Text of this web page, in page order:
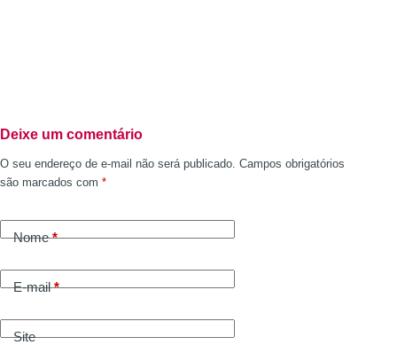
Deixe um comentário
O seu endereço de e-mail não será publicado. Campos obrigatórios
são marcados com *
Nome*
E-mail*
Site